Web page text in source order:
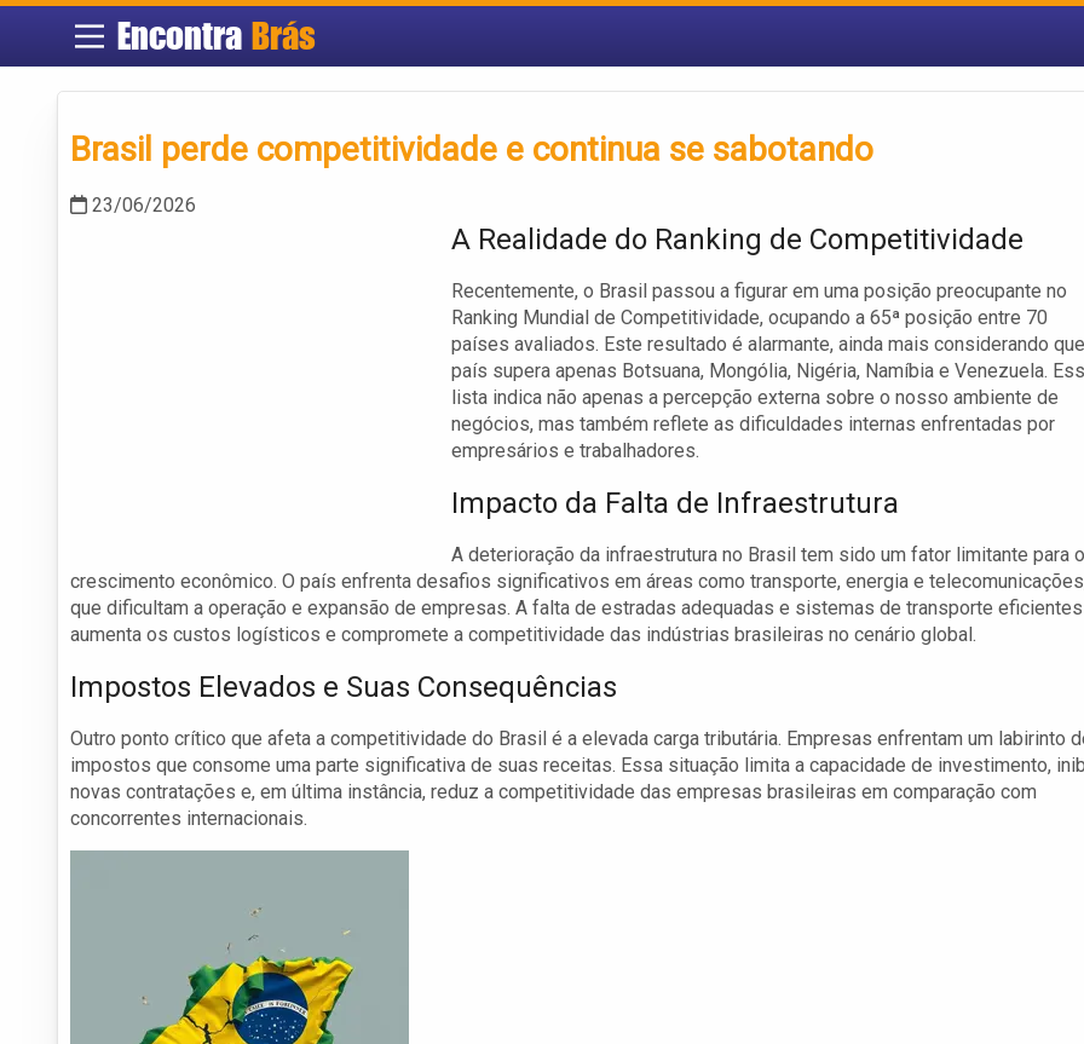
EncontraBrás
Brasil perde competitividade e continua se sabotando
23/06/2026
A Realidade do Ranking de Competitividade
Recentemente, o Brasil passou a figurar em uma posição preocupante no
Ranking Mundial de Competitividade, ocupando a 65ª posição entre 70
países avaliados. Este resultado é alarmante, ainda mais considerando
país supera apenas Botsuana, Mongólia, Nigéria, Namíbia e Venezuela.
lista indica não apenas a percepção externa sobre o nosso ambiente de
negócios, mas também reflete as dificuldades internas enfrentadas por
empresários e trabalhadores.
Impacto da Falta de Infraestrutura
A deterioração da infraestrutura no Brasil tem sido um fator limitante para o
crescimento econômico. O país enfrenta desafios significativos em áreas como transporte, energia e
que dificultam a operação e expansão de empresas. A falta de estradas adequadas e sistemas de transporte eficientes
aumenta os custos logísticos e compromete a competitividade das indústrias brasileiras no cenário global.
Impostos Elevados e Suas Consequências
Outro ponto crítico que afeta a competitividade do Brasil é a elevada carga tributária. Empresas enfrentam um labirinto
impostos que consome uma parte significativa de suas receitas. Essa situação limita a capacidade de investimento,
novas contratações e, em última instância, reduz a competitividade das empresas brasileiras em comparação com
concorrentes internacionais.